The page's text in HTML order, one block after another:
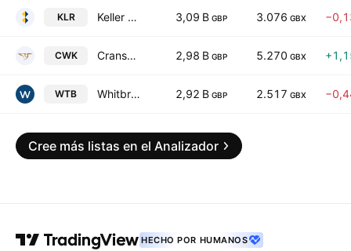
KLR Keller Group plc 3,09 B GBP 3.076 GBX
CWK Cranswick plc 2,98 B GBP 5.270 GBX
WTB Whitbread PLC 2,92 B GBP 2.517 GBX
Cree más listas en el Analizador
HECHO POR HUMANOS